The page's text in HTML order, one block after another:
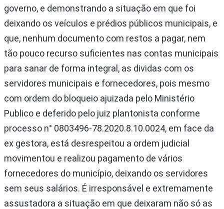
governo, e demonstrando a situação em que foi
deixando os veículos e prédios públicos municipais, e
que, nenhum documento com restos a pagar, nem
tão pouco recurso suficientes nas contas municipais
para sanar de forma integral, as dividas com os
servidores municipais e fornecedores, pois mesmo
com ordem do bloqueio ajuizada pelo Ministério
Publico e deferido pelo juiz plantonista conforme
processo n° 0803496-78.2020.8.10.0024, em face da
ex gestora, está desrespeitou a ordem judicial
movimentou e realizou pagamento de vários
fornecedores do município, deixando os servidores
sem seus salários. É irresponsável e extremamente
assustadora a situação em que deixaram não só as